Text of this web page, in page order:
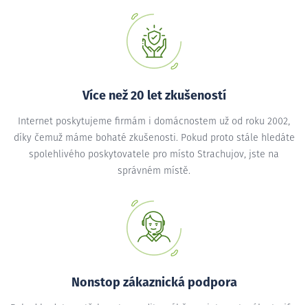
Více než 20 let zkušeností
Internet poskytujeme firmám i domácnostem už od roku 2002,
díky čemuž máme bohaté zkušenosti. Pokud proto stále hledáte
spolehlivého poskytovatele pro místo Strachujov, jste na
správném místě.
Nonstop zákaznická podpora